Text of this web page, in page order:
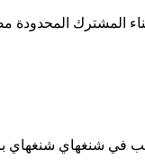
المشترك المحدودة
في شنغهاي شنغهاي